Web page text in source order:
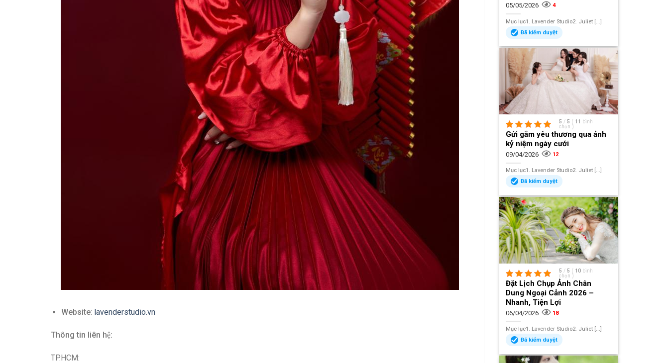
Website: lavenderstudio.vn
Thông tin liên hệ:
TP.HCM:
05/05/2026 4
Mục lục1. Lavender Studio2. Juliet [...]
Đã kiểm duyệt
5 / 5 ( 11
bình
chọn )
Gửi gắm yêu thương qua ảnh
kỷ niệm ngày cưới
09/04/2026 12
Mục lục1. Lavender Studio2. Juliet [...]
Đã kiểm duyệt
5 / 5 ( 10 bình
chọn )
Đặt Lịch Chụp Ảnh Chân
Dung Ngoại Cảnh 2026 –
Nhanh, Tiện Lợi
06/04/2026 18
Mục lục1. Lavender Studio2. Juliet [...]
Đã kiểm duyệt